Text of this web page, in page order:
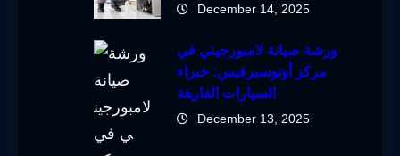
December 14, 2025
ورشة صيانة لامبورجيني في
مركز أوتوسيرفيس: خبراء
السيارات الفارهة
December 13, 2025